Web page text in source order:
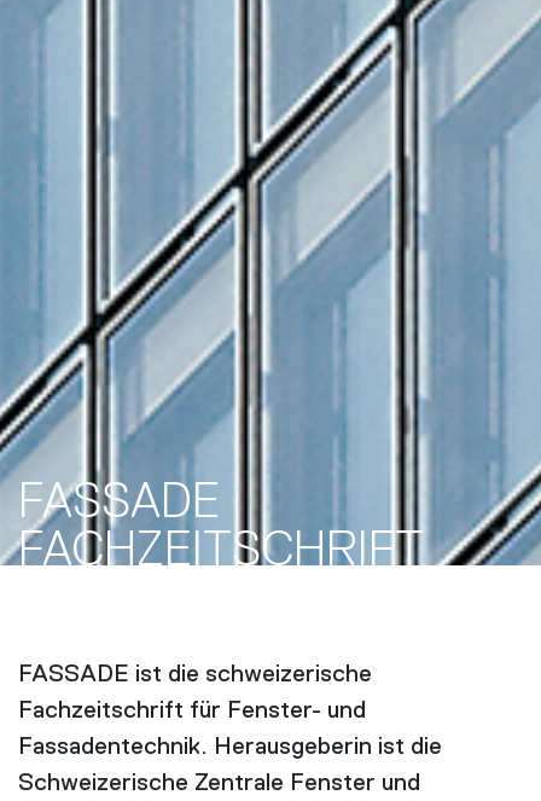
FASSADE
FACH­ZEITSCHRIFT
FASSADE ist die schweizerische
Fachzeitschrift für Fenster- und
Fassadentechnik. Herausgeberin ist die
Schweizerische Zentrale Fenster und